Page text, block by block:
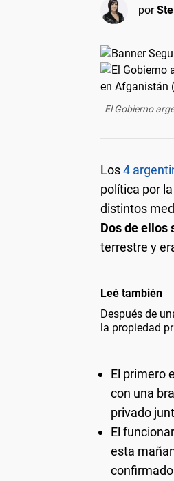
por
El Gobierno
Los4
política por
distintos
Dos de ellos
terrestre y
Leé también
Después de
la propiedad
El primero
con una
privado
El
esta